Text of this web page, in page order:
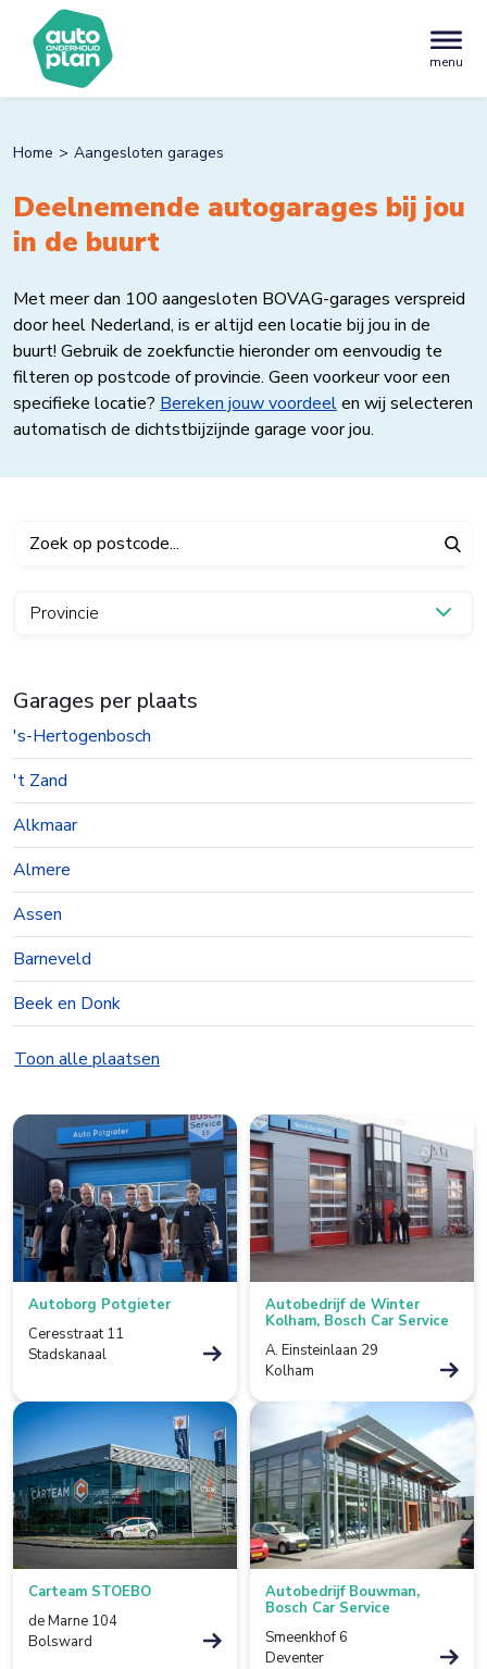
menu
Home Aangesloten garages
Deelnemende autogarages bij jou
in de buurt
Met meer dan 100 aangesloten BOVAG-garages verspreid
door heel Nederland, is er altijd een locatie bij jou in de
buurt! Gebruik de zoekfunctie hieronder om eenvoudig te
filteren op postcode of provincie. Geen voorkeur voor een
specifieke locatie? Bereken jouw voordeelen wij selecteren
automatisch de dichtstbijzijnde garage voor jou.
Provincie
Garages per plaats
's-Hertogenbosch
't Zand
Alkmaar
Almere
Assen
Barneveld
Beek en Donk
Beesd
Bolsward
Borculo
Boxtel
Bredevoort
Bunnik
Bussum
Colmschate
Culemborg
De Lier
De Rijp
Deventer
Dieverbrug
Toon alle plaatsen
Autoborg Potgieter
Ceresstraat 11
Stadskanaal
Autobedrijf de Winter
Kolham, Bosch Car Service
A. Einsteinlaan 29
Kolham
Carteam STOEBO
de Marne 104
Bolsward
Autobedrijf Bouwman,
Bosch Car Service
Smeenkhof 6
Deventer